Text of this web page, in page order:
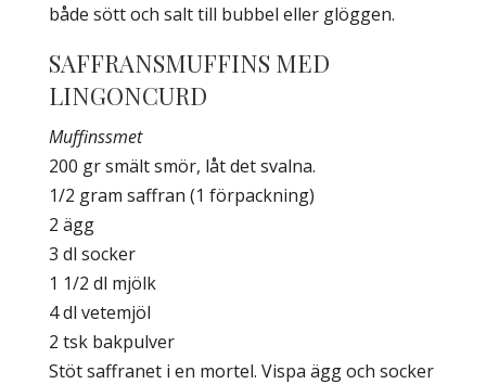
både sött och salt till bubbel eller glöggen.
SAFFRANSMUFFINS MED
LINGONCURD
Muffinssmet
200 gr smält smör, låt det svalna.
1/2 gram saffran (1 förpackning)
2 ägg
3 dl socker
1 1/2 dl mjölk
4 dl vetemjöl
2 tsk bakpulver
Stöt saffranet i en mortel. Vispa ägg och socker